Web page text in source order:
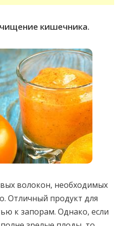
кишечника.
волокон, необходимых
Отличный продукт для
к запорам. Однако, если